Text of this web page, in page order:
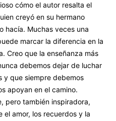
cómo el autor resalta el
creyó en su hermano
hacía. Muchas veces una
marcar la diferencia en la
Creo que la enseñanza más
debemos dejar de luchar
y que siempre debemos
apoyan en el camino.
pero también inspiradora,
el amor, los recuerdos y la